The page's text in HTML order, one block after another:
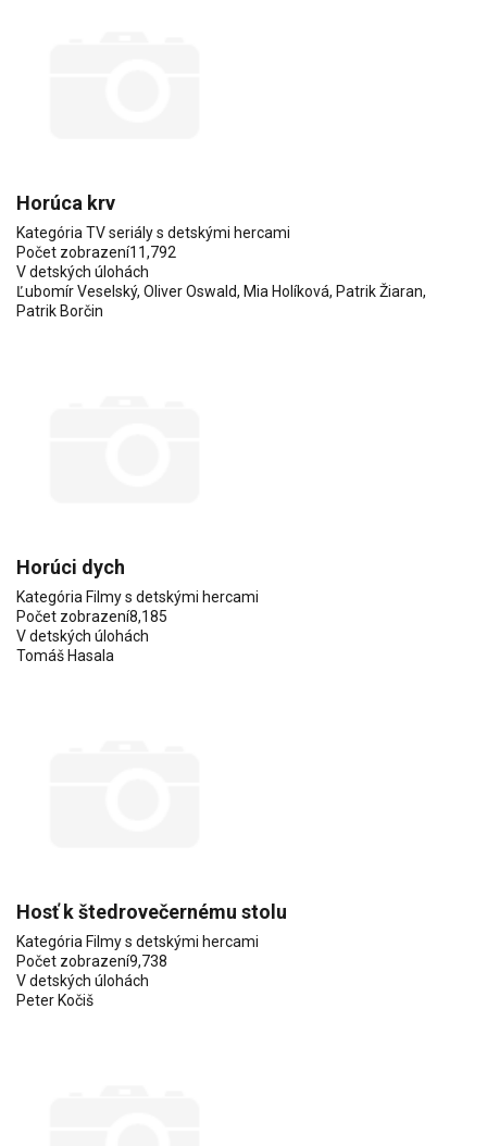
Horúca krv
KategóriaTV seriály s detskými hercami
Počet zobrazení11,792
V detských úlohách
Ľubomír Veselský, Oliver Oswald, Mia Holíková, Patrik Žiaran,
Patrik Borčin
Horúci dych
Kategória Filmy s detskými hercami
Počet zobrazení8,185
V detských úlohách
Tomáš Hasala
Hosť k štedrovečernému stolu
Kategória Filmy s detskými hercami
Počet zobrazení9,738
V detských úlohách
Peter Kočiš